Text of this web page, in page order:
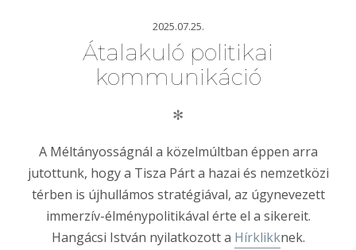
2025.07.25.
Átalakuló politikai
kommunikáció
✻
A Méltányosságnál a közelmúltban éppen arra
jutottunk, hogy a Tisza Párt a hazai és nemzetközi
térben is újhullámos stratégiával, az úgynevezett
immerzív-élménypolitikával érte el a sikereit.
Hangácsi István nyilatkozott a Hírklikknek.